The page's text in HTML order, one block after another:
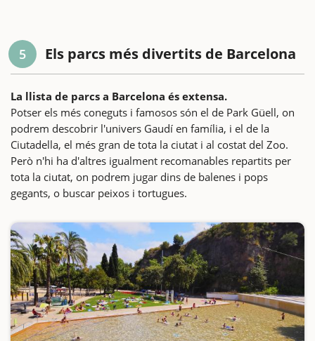
5 Els parcs més divertits de Barcelona
La llista de parcs a Barcelona és extensa.
Potser els més coneguts i famosos són el de Park Güell, on
podrem descobrir l'univers Gaudí en família, i el de la
Ciutadella, el més gran de tota la ciutat i al costat del Zoo.
Però n'hi ha d'altres igualment recomanables repartits per
tota la ciutat, on podrem jugar dins de balenes i pops
gegants, o buscar peixos i tortugues.